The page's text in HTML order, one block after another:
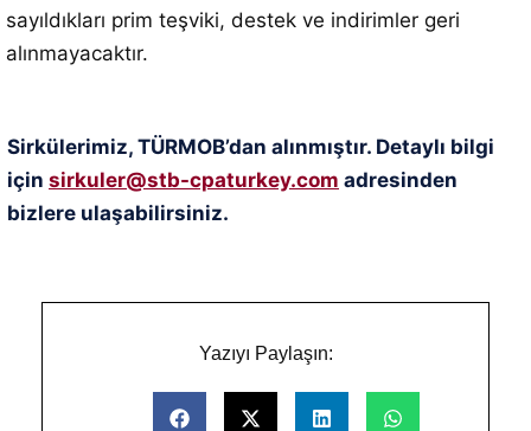
sayıldıkları prim teşviki, destek ve indirimler geri
alınmayacaktır.
Sirkülerimiz, TÜRMOB’dan alınmıştır. Detaylı bilgi
için sirkuler@stb-cpaturkey.com adresinden
bizlere ulaşabilirsiniz.
Yazıyı Paylaşın: